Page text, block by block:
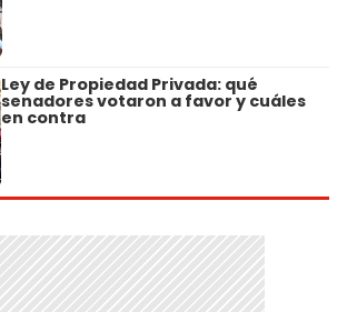
Ley de Propiedad Privada: qué
senadores votaron a favor y cuáles
en contra